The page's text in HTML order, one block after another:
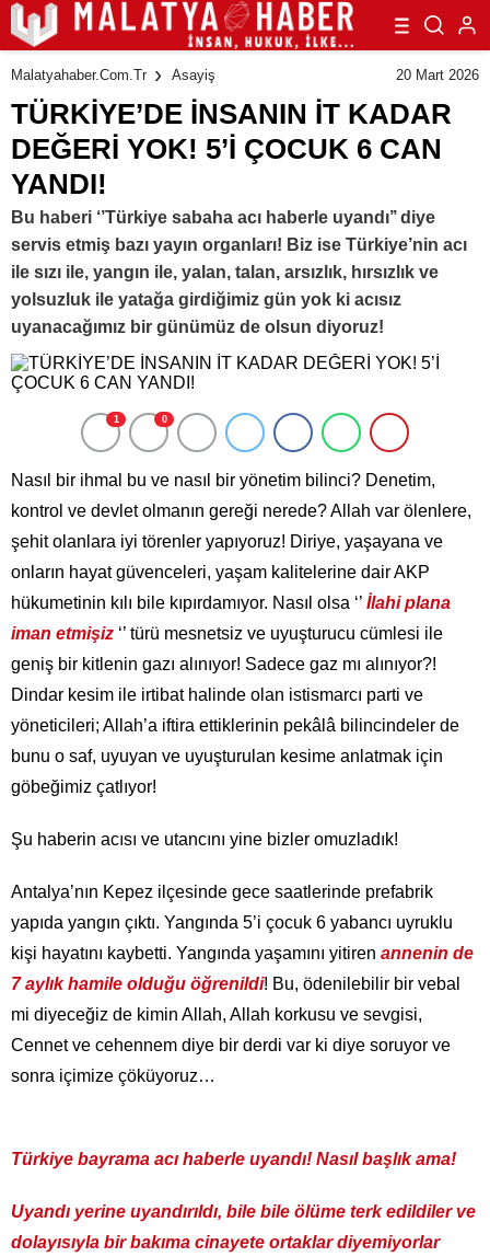
Malatyahaber.com.tr Asayiş 20 Mart 2026
TÜRKİYE’DE İNSANIN İT KADAR
DEĞERİ YOK! 5’İ ÇOCUK 6 CAN
YANDI!
Bu haberi ‘’Türkiye sabaha acı haberle uyandı’’ diye
servis etmiş bazı yayın organları! Biz ise Türkiye’nin acı
ile sızı ile, yangın ile, yalan, talan, arsızlık, hırsızlık ve
yolsuzluk ile yatağa girdiğimiz gün yok ki acısız
uyanacağımız bir günümüz de olsun diyoruz!
1 0
Nasıl bir ihmal bu ve nasıl bir yönetim bilinci? Denetim,
kontrol ve devlet olmanın gereği nerede? Allah var ölenlere,
şehit olanlara iyi törenler yapıyoruz! Diriye, yaşayana ve
onların hayat güvenceleri, yaşam kalitelerine dair AKP
hükumetinin kılı bile kıpırdamıyor. Nasıl olsa ‘’ İlahi plana
iman etmişiz ‘’ türü mesnetsiz ve uyuşturucu cümlesi ile
geniş bir kitlenin gazı alınıyor! Sadece gaz mı alınıyor?!
Dindar kesim ile irtibat halinde olan istismarcı parti ve
yöneticileri; Allah’a iftira ettiklerinin pekâlâ bilincindeler de
bunu o saf, uyuyan ve uyuşturulan kesime anlatmak için
göbeğimiz çatlıyor!
Şu haberin acısı ve utancını yine bizler omuzladık!
Antalya’nın Kepez ilçesinde gece saatlerinde prefabrik
yapıda yangın çıktı. Yangında 5’i çocuk 6 yabancı uyruklu
kişi hayatını kaybetti. Yangında yaşamını yitiren annenin de
7 aylık hamile olduğu öğrenildi! Bu, ödenilebilir bir vebal
mi diyeceğiz de kimin Allah, Allah korkusu ve sevgisi,
Cennet ve cehennem diye bir derdi var ki diye soruyor ve
sonra içimize çöküyoruz…
Türkiye bayrama acı haberle uyandı! Nasıl başlık ama!
Uyandı yerine uyandırıldı, bile bile ölüme terk edildiler ve
dolayısıyla bir bakıma cinayete ortaklar diyemiyorlar